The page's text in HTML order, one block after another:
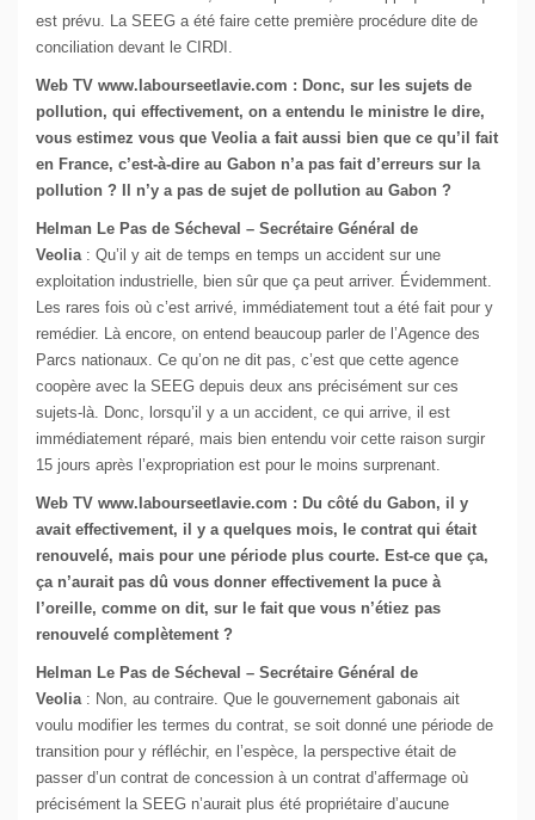
est prévu. La SEEG a été faire cette première procédure dite de
conciliation devant le CIRDI.
Web TV www.labourseetlavie.com : Donc, sur les sujets de
pollution, qui effectivement, on a entendu le ministre le dire,
vous estimez vous que Veolia a fait aussi bien que ce qu’il fait
en France, c’est-à-dire au Gabon n’a pas fait d’erreurs sur la
pollution ? Il n’y a pas de sujet de pollution au Gabon ?
Helman Le Pas de Sécheval – Secrétaire Général de
Veolia: Qu’il y ait de temps en temps un accident sur une
exploitation industrielle, bien sûr que ça peut arriver. Évidemment.
Les rares fois où c’est arrivé, immédiatement tout a été fait pour y
remédier. Là encore, on entend beaucoup parler de l’Agence des
Parcs nationaux. Ce qu’on ne dit pas, c’est que cette agence
coopère avec la SEEG depuis deux ans précisément sur ces
sujets-là. Donc, lorsqu’il y a un accident, ce qui arrive, il est
immédiatement réparé, mais bien entendu voir cette raison surgir
15 jours après l’expropriation est pour le moins surprenant.
Web TV www.labourseetlavie.com : Du côté du Gabon, il y
avait effectivement, il y a quelques mois, le contrat qui était
renouvelé, mais pour une période plus courte. Est-ce que ça,
ça n’aurait pas dû vous donner effectivement la puce à
l’oreille, comme on dit, sur le fait que vous n’étiez pas
renouvelé complètement ?
Helman Le Pas de Sécheval – Secrétaire Général de
Veolia : Non, au contraire. Que le gouvernement gabonais ait
voulu modifier les termes du contrat, se soit donné une période de
transition pour y réfléchir, en l’espèce, la perspective était de
passer d’un contrat de concession à un contrat d’affermage où
précisément la SEEG n’aurait plus été propriétaire d’aucune